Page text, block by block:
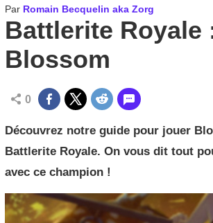
Par Romain Becquelin aka Zorg
Battlerite Royale
Blossom
0
Découvrez notre guide pour jouer
Battlerite Royale. On vous dit tout
avec ce champion !